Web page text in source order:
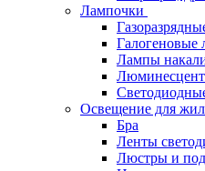
Лампочки
Галогеновые
Лампы
Освещение для
Бра
Ленты
Люстры и